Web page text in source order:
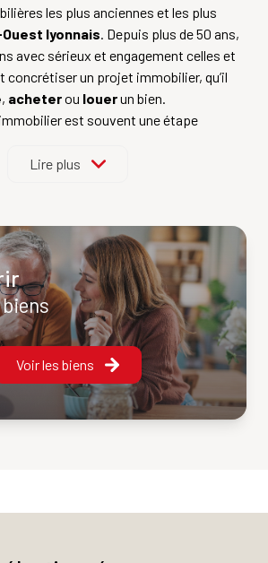
Voir les biens
les plus anciennes et les plus
lyonnais. Depuis plus de 50 ans,
avec sérieux et engagement celles et
concrétiser un projet immobilier, qu’il
, acheterou louerun bien.
est souvent une étape
sur l’écoute, la transparence et la
besoin et de vous guider à chaque
et bienveillance.
accompagner dans votre démarche
,loyautéet une parfaite
local. De l’estimation à la signature,
côtés pour sécuriser votre projet et
sereinement.
est votre garantie
, et votre
priorité.
Lire plus